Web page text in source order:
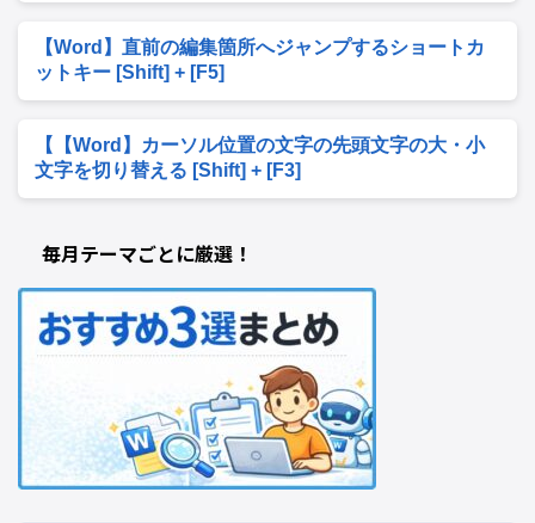
【Word】直前の編集箇所へジャンプするショートカ
ットキー [Shift] + [F5]
【【Word】カーソル位置の文字の先頭文字の大・小
文字を切り替える [Shift] + [F3]
毎月テーマごとに厳選！